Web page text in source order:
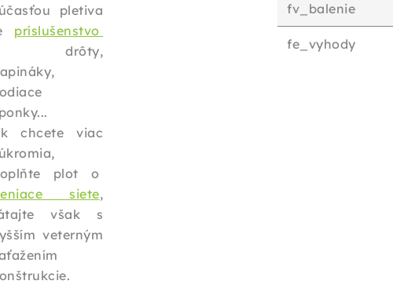
pletiva
príslušenstvo
drôty,
chcete viac
plot o
siete,
však s
veterným
fv_balenie
fe_vyhody